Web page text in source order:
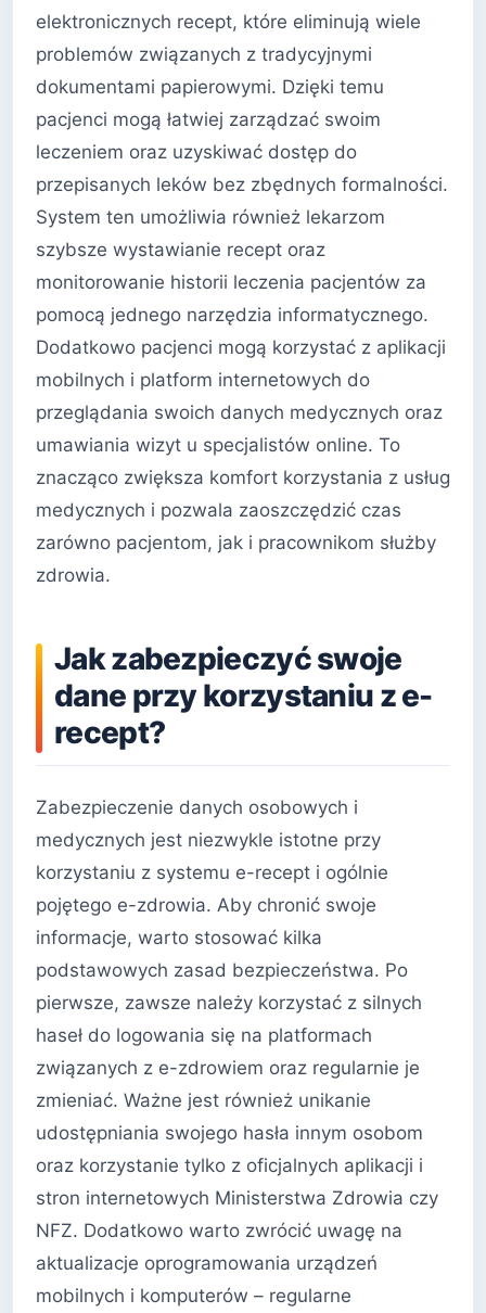
elektronicznych recept, które eliminują wiele
problemów związanych z tradycyjnymi
dokumentami papierowymi. Dzięki temu
pacjenci mogą łatwiej zarządzać swoim
leczeniem oraz uzyskiwać dostęp do
przepisanych leków bez zbędnych formalności.
System ten umożliwia również lekarzom
szybsze wystawianie recept oraz
monitorowanie historii leczenia pacjentów za
pomocą jednego narzędzia informatycznego.
Dodatkowo pacjenci mogą korzystać z aplikacji
mobilnych i platform internetowych do
przeglądania swoich danych medycznych oraz
umawiania wizyt u specjalistów online. To
znacząco zwiększa komfort korzystania z usług
medycznych i pozwala zaoszczędzić czas
zarówno pacjentom, jak i pracownikom służby
zdrowia.
Jak zabezpieczyć swoje
dane przy korzystaniu z e-
recept?
Zabezpieczenie danych osobowych i
medycznych jest niezwykle istotne przy
korzystaniu z systemu e-recept i ogólnie
pojętego e-zdrowia. Aby chronić swoje
informacje, warto stosować kilka
podstawowych zasad bezpieczeństwa. Po
pierwsze, zawsze należy korzystać z silnych
haseł do logowania się na platformach
związanych z e-zdrowiem oraz regularnie je
zmieniać. Ważne jest również unikanie
udostępniania swojego hasła innym osobom
oraz korzystanie tylko z oficjalnych aplikacji i
stron internetowych Ministerstwa Zdrowia czy
NFZ. Dodatkowo warto zwrócić uwagę na
aktualizacje oprogramowania urządzeń
mobilnych i komputerów – regularne